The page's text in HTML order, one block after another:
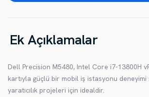
Ek Açıklamalar
Dell Precision M5480, Intel Core i7-13800H
kartıyla güçlü bir mobil iş istasyonu
yaratıcılık projeleri için idealdir.